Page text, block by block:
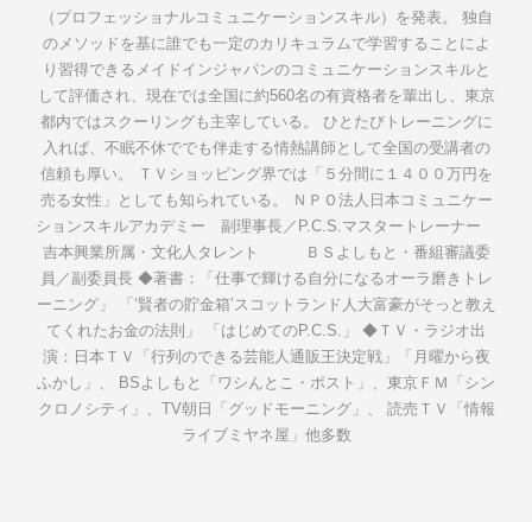
（プロフェッショナルコミュニケーションスキル）を発表。 独自
のメソッドを基に誰でも一定のカリキュラムで学習することによ
り習得できるメイドインジャパンのコミュニケーションスキルと
して評価され、現在では全国に約560名の有資格者を輩出し、東京
都内ではスクーリングも主宰している。 ひとたびトレーニングに
入れば、不眠不休ででも伴走する情熱講師として全国の受講者の
信頼も厚い。 ＴＶショッピング界では「５分間に１４００万円を
売る女性」としても知られている。 ＮＰＯ法人日本コミュニケー
ションスキルアカデミー 副理事長／P.C.S.マスタートレーナー
吉本興業所属・文化人タレント ＢＳよしもと・番組審議委
員／副委員長 ◆著書：「仕事で輝ける自分になるオーラ磨きトレ
ーニング」 「‘賢者の貯金箱’スコットランド人大富豪がそっと教え
てくれたお金の法則」 「はじめてのP.C.S.」 ◆ＴＶ・ラジオ出
演：日本ＴＶ「行列のできる芸能人通販王決定戦」「月曜から夜
ふかし」、 BSよしもと「ワシんとこ・ポスト」、東京ＦＭ「シン
クロノシティ」、TV朝日「グッドモーニング」、 読売ＴＶ「情報
ライブミヤネ屋」他多数